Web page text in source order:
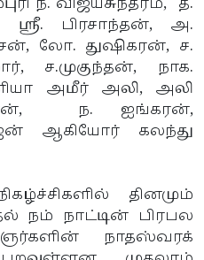
ஸ்ரீ. பிரசாந்தன், அ.
லோ. துஷிகரன், ச.
ச.முகுந்தன், நாக.
அமீர் அலி, அலி
ந. ஐங்கரன்,
ஆகியோர் கலந்து
தினமும்
நம் நாட்டின் பிரபல
நாதஸ்வரக்